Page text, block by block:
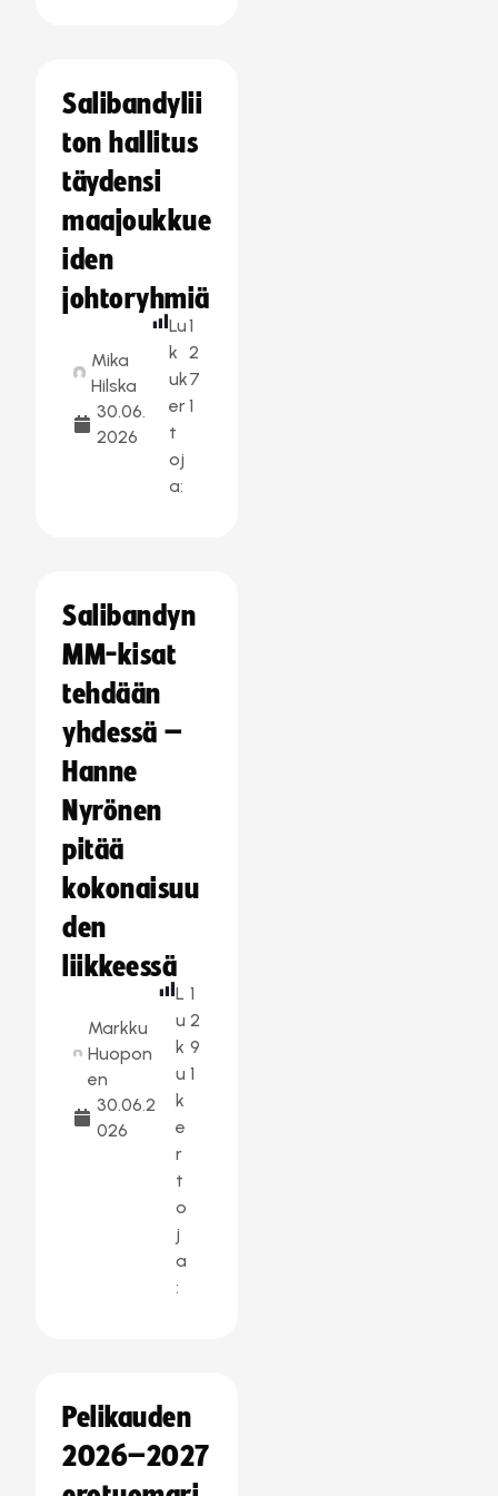
Salibandylii
ton hallitus
täydensi
maajoukkue
iden
johtoryhmiä
Mika
Hilska
30.06.
2026
Lu
k
uk
er
t
oj
a:
1
2
7
1
Salibandyn
MM-kisat
tehdään
yhdessä –
Hanne
Nyrönen
pitää
kokonaisuu
den
liikkeessä
Markku
Huopon
en
30.06.2
026
L
u
k
u
k
e
r
t
o
j
a
:
1
2
9
1
Pelikauden
2026–2027